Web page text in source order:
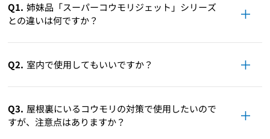
Q1. 姉妹品「スーパーコウモリジェット」シリーズ
との違いは何ですか？
Q2. 室内で使用してもいいですか？
Q3. 屋根裏にいるコウモリの対策で使用したいので
すが、注意点はありますか？